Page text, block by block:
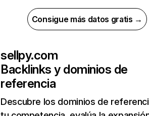
Consigue más datos gratis →
sellpy.com
Backlinks y dominios de
referencia
Descubre los dominios de